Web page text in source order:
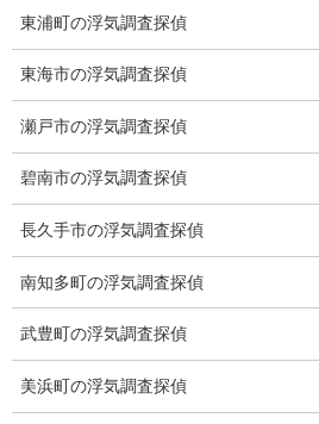
愛知県名古屋市中区栄3-7ｰ4
Toshin.Sakuraビル 10F
愛知県名古屋市中区新栄2丁目41-11
ベストビル6B
愛知県公安委員会 第54250033号
東浦町の浮気調査探偵
東海市の浮気調査探偵
瀬戸市の浮気調査探偵
碧南市の浮気調査探偵
長久手市の浮気調査探偵
南知多町の浮気調査探偵
武豊町の浮気調査探偵
美浜町の浮気調査探偵